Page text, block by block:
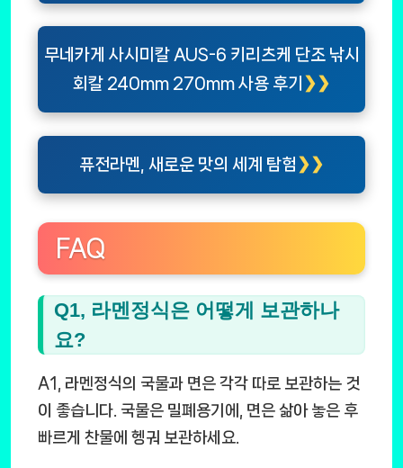
무네카게 사시미칼 AUS-6 키리츠케 단조 낚시
회칼 240mm 270mm 사용 후기
퓨전라멘, 새로운 맛의 세계 탐험
FAQ
Q1, 라멘정식은 어떻게 보관하나
요?
A1, 라멘정식의 국물과 면은 각각 따로 보관하는 것
이 좋습니다. 국물은 밀폐용기에, 면은 삶아 놓은 후
빠르게 찬물에 헹궈 보관하세요.